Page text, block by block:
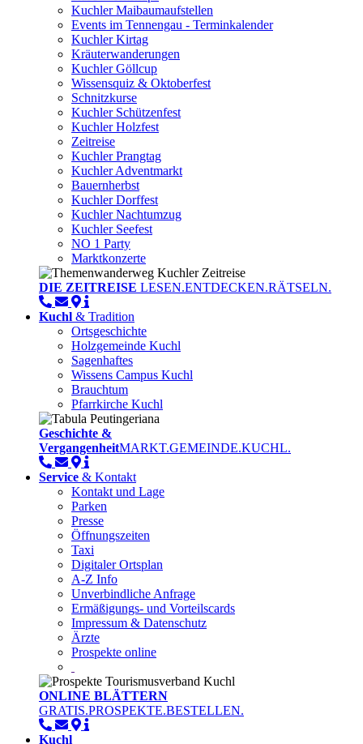
Kuchler Maibaumaufstellen
Events im Tennengau - Terminkalender
Kuchler Kirtag
Kräuterwanderungen
Kuchler Göllcup
Wissensquiz & Oktoberfest
Schnitzkurse
Kuchler Schützenfest
Kuchler Holzfest
Zeitreise
Kuchler Prangtag
Kuchler Adventmarkt
Bauernherbst
Kuchler Dorffest
Kuchler Nachtumzug
Kuchler Seefest
NO 1 Party
Marktkonzerte
DIE ZEITREISE LESEN.ENTDECKEN.RÄTSELN.
Kuchl & Tradition
Ortsgeschichte
Holzgemeinde Kuchl
Sagenhaftes
Wissens Campus Kuchl
Brauchtum
Pfarrkirche Kuchl
Geschichte &
VergangenheitMARKT.GEMEINDE.KUCHL.
Service & Kontakt
Kontakt und Lage
Parken
Presse
Öffnungszeiten
Taxi
Digitaler Ortsplan
A-Z Info
Unverbindliche Anfrage
Ermäßigungs- und Vorteilscards
Impressum & Datenschutz
Ärzte
Prospekte online
ONLINE BLÄTTERN
GRATIS.PROSPEKTE.BESTELLEN.
Kuchl